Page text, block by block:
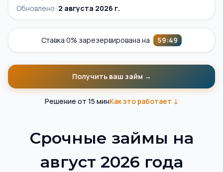
Обновлено: 2 августа 2026 г.
Ставка 0% зарезервирована на 59:49
Получить ваш займ →
Решение от 15 минКак это работает ↓
Срочные займы на
август 2026 года